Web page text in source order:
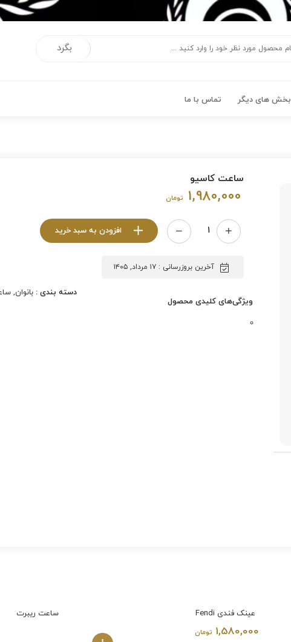
بگرد
بخش های دیگر تماس با ما
ساعت کاسیو
1,980,000 تومان
افزودن به سبد خرید
آخرین بروزرسانی : ۱۷ مرداد, ۱۴۰۵
ویژگی‌های کلیدی محصول
دسته بندی :بانوان,
عینک فندی Fendi
1,580,000 تومان
ساعت ریبرت